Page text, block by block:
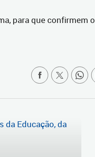
para que confirmem o